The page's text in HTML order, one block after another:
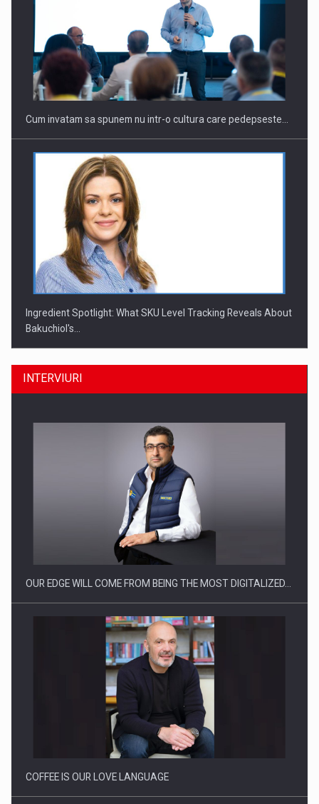
Webinar - Business Evolution-RETHINK STRATEGY-Finantare
Investitii Digitalizare
Cum invatam sa spunem nu intr-o cultura care pedepseste…
Ingredient Spotlight: What SKU Level Tracking Reveals About
Bakuchiol's…
Producatorii si comerciantii care nu se supun noilor
Proteinmaxxing and the Future of Protein Demand
INTERVIURI
OUR EDGE WILL COME FROM BEING THE MOST DIGITALIZED…
COFFEE IS OUR LOVE LANGUAGE